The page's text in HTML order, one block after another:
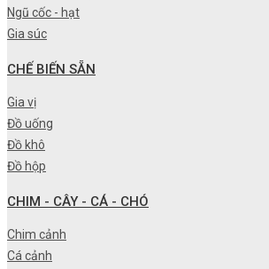
Ngũ cốc - hạt
Gia súc
CHẾ BIẾN SẴN
Gia vị
Đồ uống
Đồ khô
Đồ hộp
CHIM - CÂY - CÁ - CHÓ
Chim cảnh
Cá cảnh